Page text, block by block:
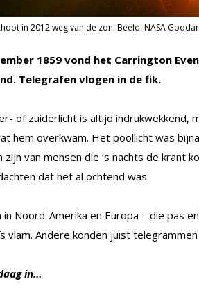
in 2012 weg van de zon. Beeld: NASA
1859 vond het Carrington
Telegrafen vlogen in de fik.
of zuiderlicht is altijd indrukwekkend,
hem overkwam. Het poollicht was
zijn van mensen die ’s nachts de krant
dat het al ochtend was.
Noord-Amerika en Europa – die pas
vlam. Andere konden juist
in…